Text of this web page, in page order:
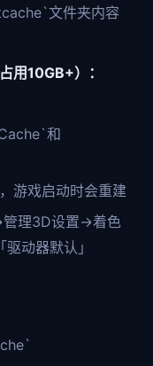
文件夹内容
用10GB+）：
和
游戏启动时会重建
理3D设置→着色
动器默认」